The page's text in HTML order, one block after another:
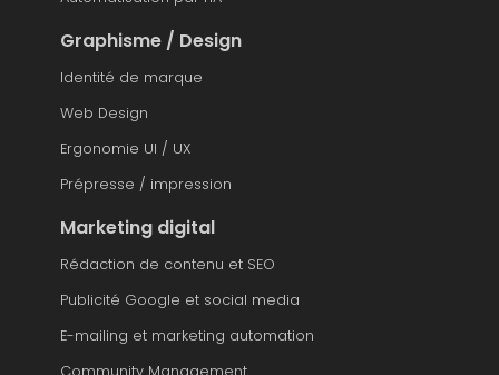
Graphisme / Design
Identité de marque
Web Design
Ergonomie UI / UX
Prépresse / impression
Marketing digital
Rédaction de contenu et SEO
Publicité Google et social media
E-mailing et marketing automation